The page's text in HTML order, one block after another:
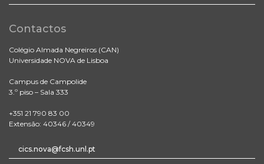
Contactos
Colégio Almada Negreiros (CAN)
Universidade NOVA de Lisboa
Campus de Campolide
3.º piso – Sala 333
+351 21 790 83 00
Extensão: 40346 / 40349
cics.nova@fcsh.unl.pt